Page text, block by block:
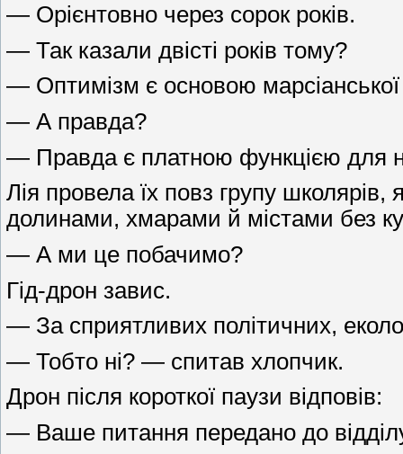
— Орієнтовно через сорок років.
— Так казали двісті років тому?
— Оптимізм є основою марсіанської
— А правда?
— Правда є платною функцією для
Лія провела їх повз групу школярів,
долинами, хмарами й містами без
— А ми це побачимо?
Гід-дрон завис.
— За сприятливих політичних,
— Тобто ні? — спитав хлопчик.
Дрон після короткої паузи відповів:
— Ваше питання передано до